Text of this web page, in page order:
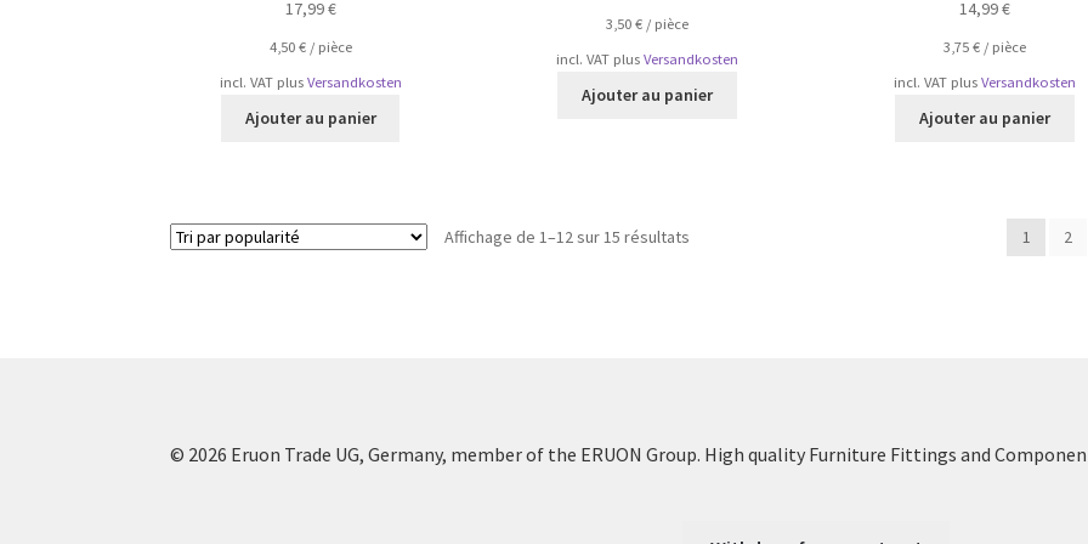
17,99€
4,50 €/ pièce
incl. VAT plus Versandkosten
Ajouter au panier
3,50€ / pièce
incl. VAT plusVersandkosten
Ajouter au panier
14,99€
3,75 €/ pièce
incl. VAT plus Versandkosten
Ajouter au panier
Affichage de 1–12 sur 15 résultats 1 2
© 2026 Eruon Trade UG, Germany, member of the ERUON Group. High quality Furniture Fittings and